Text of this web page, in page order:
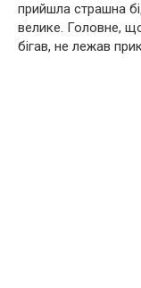
прийшла страшна
велике. Головне,
бігав, не лежав